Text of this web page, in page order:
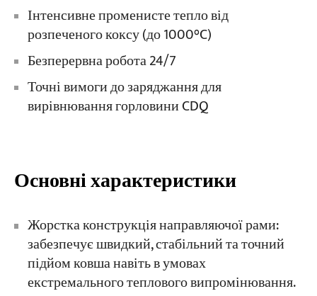
Інтенсивне променисте тепло від
розпеченого коксу (до 1000°C)
Безперервна робота 24/7
Точні вимоги до заряджання для
вирівнювання горловини CDQ
Основні характеристики
Жорстка конструкція направляючої рами:
забезпечує швидкий, стабільний та точний
підйом ковша навіть в умовах
екстремального теплового випромінювання.